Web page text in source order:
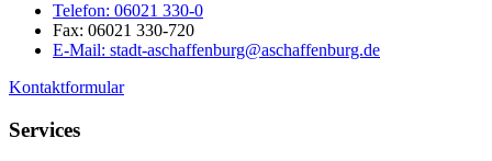
Telefon: 06021 330-0
Fax: 06021 330-720
E-Mail: stadt-aschaffenburg@aschaffenburg.de
Kontaktformular
Services